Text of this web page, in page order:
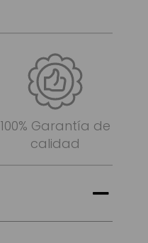
100% Garantía de
calidad